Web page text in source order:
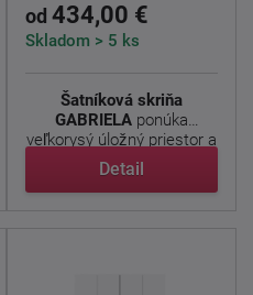
od 434,00 €
Skladom > 5 ks
Šatníková skriňa
GABRIELA ponúka
veľkorysý úložný priestor a
moderný ...
Detail